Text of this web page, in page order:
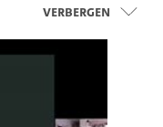
Verbergen